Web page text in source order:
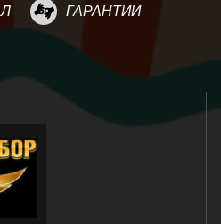
ГАРАНТИИ